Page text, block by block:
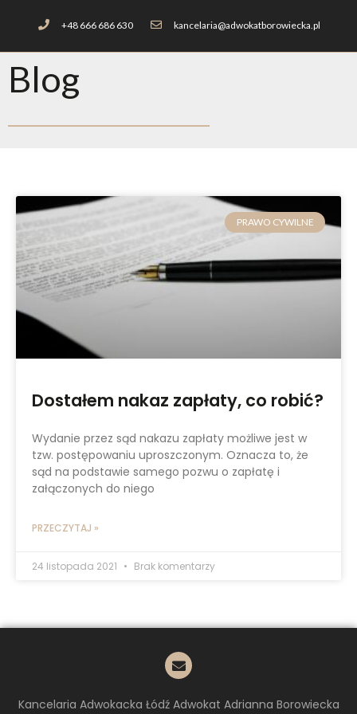
+48 666 686 630 kancelaria@adwokatborowiecka.pl
Blog
PRAWO CYWILNE
Dostałem nakaz zapłaty, co robić?
Wydanie przez sąd nakazu zapłaty możliwe jest w
tzw. postępowaniu uproszczonym. Oznacza to, że
sąd na podstawie samego pozwu o zapłatę i
załączonych do niego
PRZECZYTAJ »
24 listopada 2021 Brak komentarzy
Kancelaria Adwokacka Łódź Adwokat Adrianna Borowiecka